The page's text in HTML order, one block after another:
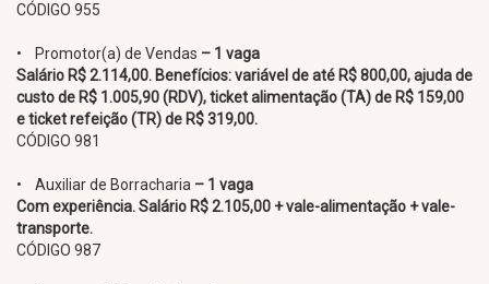
CÓDIGO 955
• Promotor(a) de Vendas – 1 vaga
Salário R$ 2.114,00. Benefícios: variável de até R$ 800,00, ajuda de
custo de R$ 1.005,90 (RDV), ticket alimentação (TA) de R$ 159,00
e ticket refeição (TR) de R$ 319,00.
CÓDIGO 981
• Auxiliar de Borracharia – 1 vaga
Com experiência. Salário R$ 2.105,00 + vale-alimentação + vale-
transporte.
CÓDIGO 987